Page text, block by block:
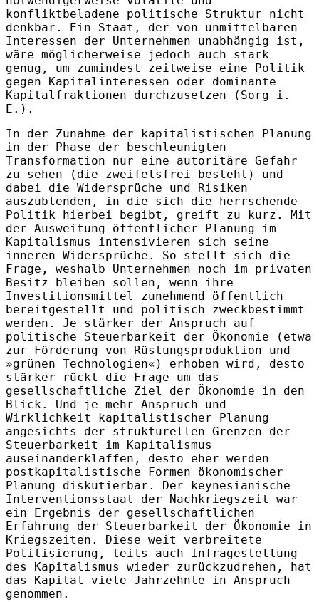
konfliktbeladene politische Struktur nicht
denkbar. Ein Staat, der von unmittelbaren
Interessen der Unternehmen unabhängig ist,
wäre möglicherweise jedoch auch stark
genug, um zumindest zeitweise eine Politik
gegen Kapitalinteressen oder dominante
Kapitalfraktionen durchzusetzen (Sorg i.
E.).
In der Zunahme der kapitalistischen Planung
in der Phase der beschleunigten
Transformation nur eine autoritäre Gefahr
zu sehen (die zweifelsfrei besteht) und
dabei die Widersprüche und Risiken
auszublenden, in die sich die herrschende
Politik hierbei begibt, greift zu kurz. Mit
der Ausweitung öffentlicher Planung im
Kapitalismus intensivieren sich seine
inneren Widersprüche. So stellt sich die
Frage, weshalb Unternehmen noch im privaten
Besitz bleiben sollen, wenn ihre
Investitionsmittel zunehmend öffentlich
bereitgestellt und politisch zweckbestimmt
werden. Je stärker der Anspruch auf
politische Steuerbarkeit der Ökonomie (etwa
zur Förderung von Rüstungsproduktion und
»grünen Technologien«) erhoben wird, desto
stärker rückt die Frage um das
gesellschaftliche Ziel der Ökonomie in den
Blick. Und je mehr Anspruch und
Wirklichkeit kapitalistischer Planung
angesichts der strukturellen Grenzen der
Steuerbarkeit im Kapitalismus
auseinanderklaffen, desto eher werden
postkapitalistische Formen ökonomischer
Planung diskutierbar. Der keynesianische
Interventionsstaat der Nachkriegszeit war
ein Ergebnis der gesellschaftlichen
Erfahrung der Steuerbarkeit der Ökonomie in
Kriegszeiten. Diese weit verbreitete
Politisierung, teils auch Infragestellung
des Kapitalismus wieder zurückzudrehen, hat
das Kapital viele Jahrzehnte in Anspruch
genommen.